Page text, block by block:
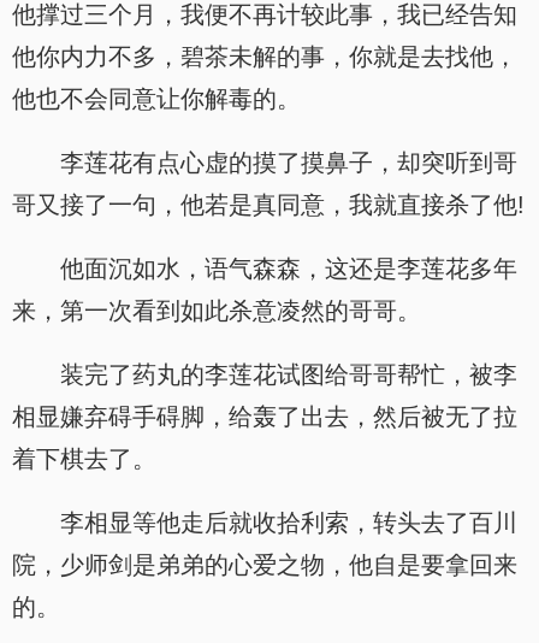
他撑过三个月，我便不再计较此事，我已经告知
他你内力不多，碧茶未解的事，你就是去找他，
他也不会同意让你解毒的。
李莲花有点心虚的摸了摸鼻子，却突听到哥
哥又接了一句，他若是真同意，我就直接杀了他!
他面沉如水，语气森森，这还是李莲花多年
来，第一次看到如此杀意凌然的哥哥。
装完了药丸的李莲花试图给哥哥帮忙，被李
相显嫌弃碍手碍脚，给轰了出去，然后被无了拉
着下棋去了。
李相显等他走后就收拾利索，转头去了百川
院，少师剑是弟弟的心爱之物，他自是要拿回来
的。